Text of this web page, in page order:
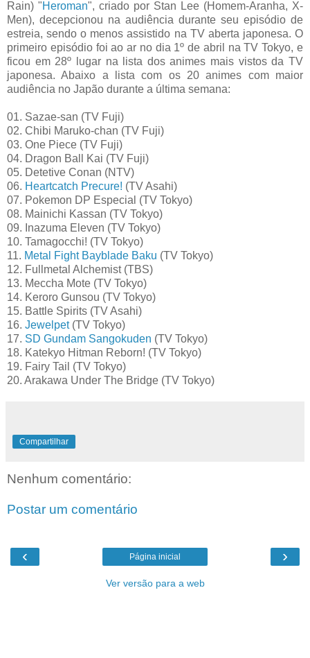
Rain) "Heroman", criado por Stan Lee (Homem-Aranha, X-
Men), decepcionou na audiência durante seu episódio de
estreia, sendo o menos assistido na TV aberta japonesa. O
primeiro episódio foi ao ar no dia 1º de abril na TV Tokyo, e
ficou em 28º lugar na lista dos animes mais vistos da TV
japonesa. Abaixo a lista com os 20 animes com maior
audiência no Japão durante a última semana:
01. Sazae-san (TV Fuji)
02. Chibi Maruko-chan (TV Fuji)
03. One Piece (TV Fuji)
04. Dragon Ball Kai (TV Fuji)
05. Detetive Conan (NTV)
06. Heartcatch Precure! (TV Asahi)
07. Pokemon DP Especial (TV Tokyo)
08. Mainichi Kassan (TV Tokyo)
09. Inazuma Eleven (TV Tokyo)
10. Tamagocchi! (TV Tokyo)
11. Metal Fight Bayblade Baku (TV Tokyo)
12. Fullmetal Alchemist (TBS)
13. Meccha Mote (TV Tokyo)
14. Keroro Gunsou (TV Tokyo)
15. Battle Spirits (TV Asahi)
16. Jewelpet(TV Tokyo)
17. SD Gundam Sangokuden (TV Tokyo)
18. Katekyo Hitman Reborn! (TV Tokyo)
19. Fairy Tail (TV Tokyo)
20. Arakawa Under The Bridge (TV Tokyo)
Compartilhar
Nenhum comentário:
Postar um comentário
‹ ›
Página inicial
Ver versão para a web